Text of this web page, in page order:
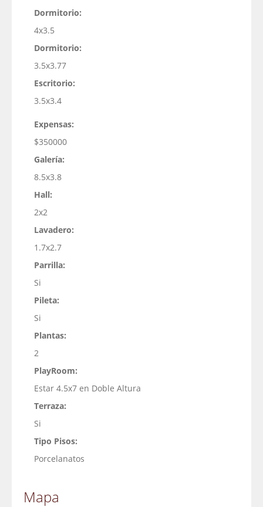
Dormitorio:
4x3.5
Dormitorio:
3.5x3.77
Escritorio:
3.5x3.4
Expensas:
$350000
Galería:
8.5x3.8
Hall:
2x2
Lavadero:
1.7x2.7
Parrilla:
Si
Pileta:
Si
Plantas:
2
PlayRoom:
Estar 4.5x7 en Doble Altura
Terraza:
Si
Tipo Pisos:
Porcelanatos
Mapa